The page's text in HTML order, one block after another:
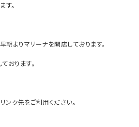
す。
よりマリーナを開店しております。
おります。
ク先をご利用ください。